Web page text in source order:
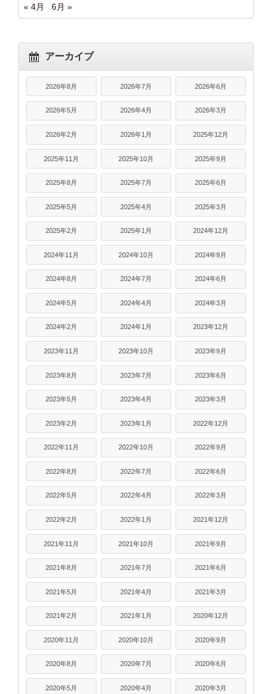
« 4月
6月 »
アーカイブ
2026年8月 2026年7月 2026年6月
2026年5月 2026年4月 2026年3月
2026年2月 2026年1月 2025年12月
2025年11月 2025年10月 2025年9月
2025年8月 2025年7月 2025年6月
2025年5月 2025年4月 2025年3月
2025年2月 2025年1月 2024年12月
2024年11月 2024年10月 2024年9月
2024年8月 2024年7月 2024年6月
2024年5月 2024年4月 2024年3月
2024年2月 2024年1月 2023年12月
2023年11月 2023年10月 2023年9月
2023年8月 2023年7月 2023年6月
2023年5月 2023年4月 2023年3月
2023年2月 2023年1月 2022年12月
2022年11月 2022年10月 2022年9月
2022年8月 2022年7月 2022年6月
2022年5月 2022年4月 2022年3月
2022年2月 2022年1月 2021年12月
2021年11月 2021年10月 2021年9月
2021年8月 2021年7月 2021年6月
2021年5月 2021年4月 2021年3月
2021年2月 2021年1月 2020年12月
2020年11月 2020年10月 2020年9月
2020年8月 2020年7月 2020年6月
2020年5月 2020年4月 2020年3月